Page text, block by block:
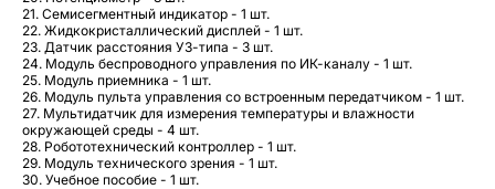
21. Семисегментный индикатор - 1 шт.
22. Жидкокристаллический дисплей - 1 шт.
23. Датчик расстояния УЗ-типа - 3 шт.
24. Модуль беспроводного управления по ИК-каналу - 1 шт.
25. Модуль приемника - 1 шт.
26. Модуль пульта управления со встроенным передатчиком - 1 шт.
27. Мультидатчик для измерения температуры и влажности
окружающей среды - 4 шт.
28. Робототехнический контроллер - 1 шт.
29. Модуль технического зрения - 1 шт.
30. Учебное пособие - 1 шт.